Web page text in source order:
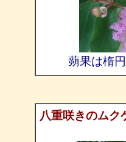
蒴果は楕円
八重咲きのムク